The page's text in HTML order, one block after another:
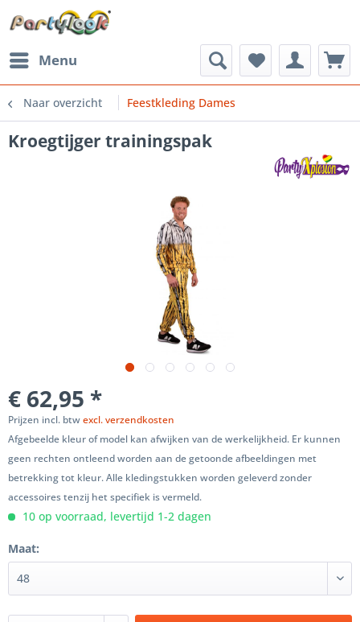
Menu
Naar overzicht Feestkleding Dames
Kroegtijger trainingspak
€ 62,95 *
Prijzen incl. btwexcl. verzendkosten
Afgebeelde kleur of model kan afwijken van de werkelijkheid. Er kunnen
geen rechten ontleend worden aan de getoonde afbeeldingen met
betrekking tot kleur. Alle kledingstukken worden geleverd zonder
accessoires tenzij het specifiek is vermeld.
10 op voorraad, levertijd 1-2 dagen
Maat: